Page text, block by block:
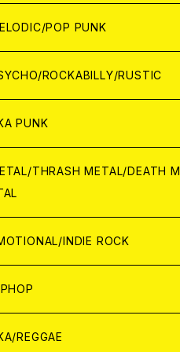
ログ
ログ
POP PUNK
ROCKABILLY/RUSTIC
PUNK
THRASH METAL/DEATH M
INDIE ROCK
REGGAE